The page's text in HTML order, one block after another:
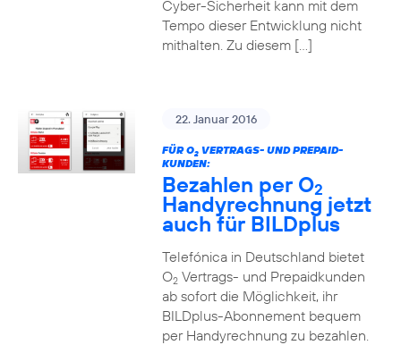
Cyber-Sicherheit kann mit dem
Tempo dieser Entwicklung nicht
mithalten. Zu diesem […]
22. Januar 2016
FÜR O2VERTRAGS- UND PREPAID-
KUNDEN:
Bezahlen per O2
Handyrechnung jetzt
auch für BILDplus
Telefónica in Deutschland bietet
O2Vertrags- und Prepaidkunden
ab sofort die Möglichkeit, ihr
BILDplus-Abonnement bequem
per Handyrechnung zu bezahlen.